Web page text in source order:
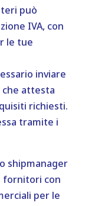
può
IVA, con
le tue
inviare
che attesta
richiesti.
tramite i
shipmanager
fornitori con
per le